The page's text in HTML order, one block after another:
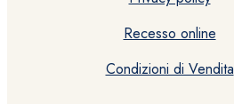
Recesso online
Condizioni di Vendita